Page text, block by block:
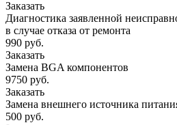
Заказать
Диагностика заявленной
в случае отказа от ремонта
990 руб.
Заказать
Замена BGA компонентов
9750 руб.
Заказать
Замена внешнего источника
500 руб.